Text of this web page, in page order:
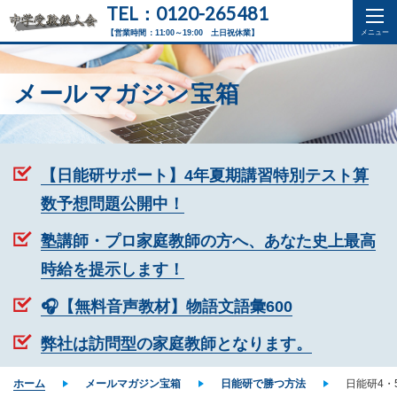
【営業時間：11:00～19:00 土日祝休業】
TEL：0120-265481
メールマガジン宝箱
【日能研サポート】4年夏期講習特別テスト算
数予想問題公開中！
塾講師・プロ家庭教師の方へ、あなた史上最高
時給を提示します！
🎧【無料音声教材】物語文語彙600
弊社は訪問型の家庭教師となります。
ホーム メールマガジン宝箱 日能研で勝つ方法 日能研4